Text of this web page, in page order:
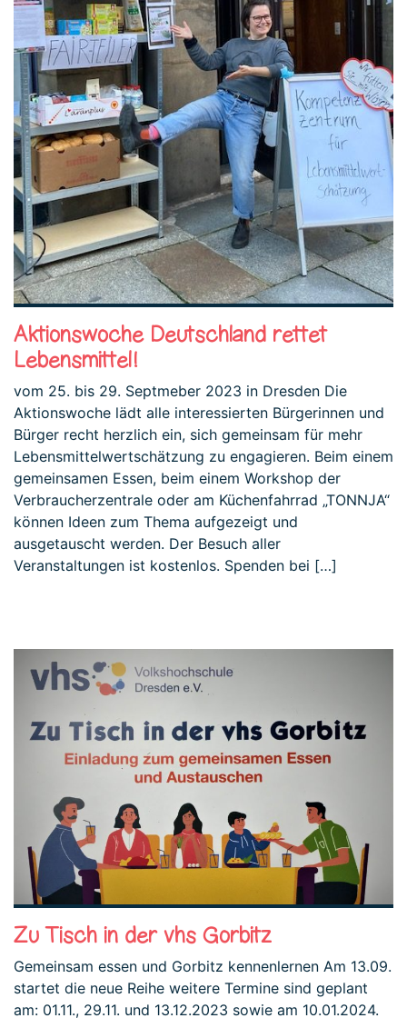
Aktionswoche Deutschland rettet
Lebensmittel!
vom 25. bis 29. Septmeber 2023 in Dresden Die
Aktionswoche lädt alle interessierten Bürgerinnen und
Bürger recht herzlich ein, sich gemeinsam für mehr
Lebensmittelwertschätzung zu engagieren. Beim einem
gemeinsamen Essen, beim einem Workshop der
Verbraucherzentrale oder am Küchenfahrrad „TONNJA“
können Ideen zum Thema aufgezeigt und
ausgetauscht werden. Der Besuch aller
Veranstaltungen ist kostenlos. Spenden bei […]
Zu Tisch in der vhs Gorbitz
Gemeinsam essen und Gorbitz kennenlernen Am 13.09.
startet die neue Reihe weitere Termine sind geplant
am: 01.11., 29.11. und 13.12.2023 sowie am 10.01.2024.